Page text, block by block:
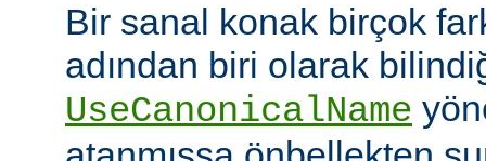
Bir sanal konak birçok
adından biri olarak
UseCanonicalName